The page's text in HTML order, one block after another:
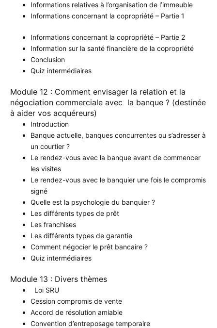
Informations relatives à l’organisation de l’immeuble
Informations concernant la copropriété – Partie 1
Informations concernant la copropriété – Partie 2
Information sur la santé financière de la copropriété
Conclusion
Quiz intermédiaires
Module 12 : Comment envisager la relation et la
négociation commerciale avec la banque ? (destinée
à aider vos acquéreurs)
Introduction
Banque actuelle, banques concurrentes ou s’adresser à
un courtier ?
Le rendez-vous avec la banque avant de commencer
les visites
Le rendez-vous avec le banquier une fois le compromis
signé
Quelle est la psychologie du banquier ?
Les différents types de prêt
Les franchises
Les différents types de garantie
Comment négocier le prêt bancaire ?
Quiz intermédiaires
Module 13 : Divers thèmes
Loi SRU
Cession compromis de vente
Accord de résolution amiable
Convention d’entreposage temporaire